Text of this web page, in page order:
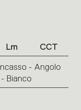
Lm CCT
- Angolo
Bianco